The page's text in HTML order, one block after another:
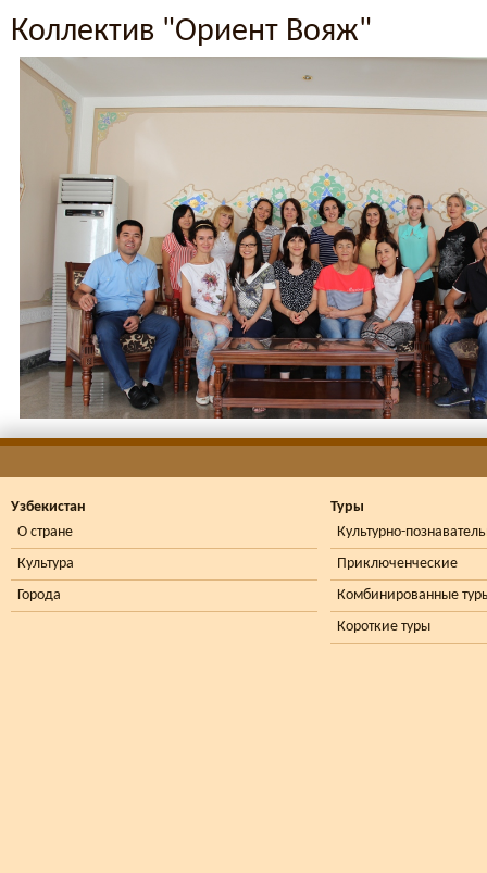
Коллектив "Ориент Вояж"
Узбекистан
О стране
Культура
Города
Туры
Культурно-
Приключенческие
Комбинированные
Короткие туры